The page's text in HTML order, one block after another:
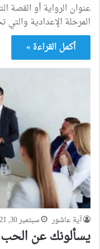
عنوان الرواية أو القصة
المرحلة الإعدادية
أكمل القراءة »
آية عاشور سبتمبر 30, 2021
يسألونك عن